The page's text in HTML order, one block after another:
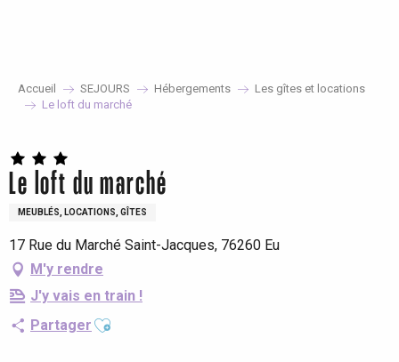
Accueil SEJOURS Hébergements
Les gîtes et locations
Le loft du marché
Le loft du marché
MEUBLÉS, LOCATIONS, GÎTES
17 Rue du Marché Saint-Jacques, 76260 Eu
M'y rendre
J'y vais en train !
Partager Ajouter aux favoris